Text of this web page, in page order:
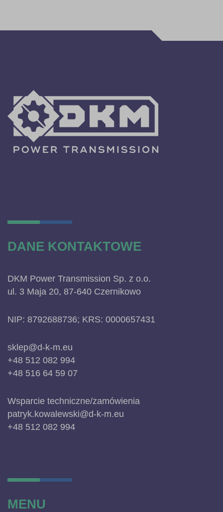
DANE KONTAKTOWE
DKM Power Transmission Sp. z o.o.
ul. 3 Maja 20, 87-640 Czernikowo
NIP: 8792688736; KRS: 0000657431
sklep@d-k-m.eu
+48 512 082 994
+48 516 64 59 07
Wsparcie techniczne/zamówienia
patryk.kowalewski@d-k-m.eu
+48 512 082 994
MENU